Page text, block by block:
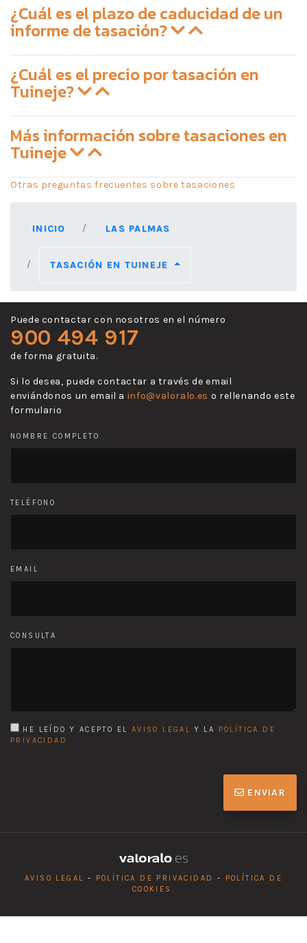
¿Cuál es el plazo de caducidad de un
informe de tasación?
¿Cuál es el precio por tasación en
Tuineje?
Más información sobre tasaciones en
Tuineje
Otras preguntas frecuentes sobre tasaciones
INICIO LAS PALMAS
TASACIÓN EN TUINEJE
Puede contactar con nosotros en el número
900 494 917
de forma gratuita.
Si lo desea, puede contactar a través de email
enviándonos un email a info@valoralo.es o rellenando este
formulario
NOMBRE COMPLETO
TELÉFONO
EMAIL
CONSULTA
HE LEÍDO Y ACEPTO EL AVISO LEGAL Y LA
POLÍTICA DE
PRIVACIDAD
ENVIAR
AVISO LEGAL - POLÍTICA DE PRIVACIDAD -
POLÍTICA DE
COOKIES .